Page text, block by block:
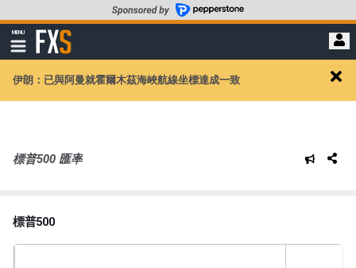
至
要
MENU
顯
示
航
FXStreet
伊朗：已與阿曼就霍爾木茲海峽航線坐標達成一致
alert
標普500 匯率
標普500